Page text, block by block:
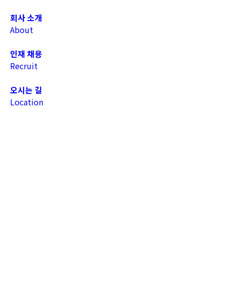
회사 소개
About
인재 채용
Recruit
오시는 길
Location